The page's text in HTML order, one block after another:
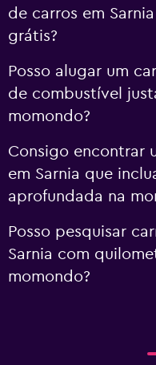
de carros em
grátis?
Posso alugar um
de combustível
momondo?
Consigo encontrar
em Sarnia que
aprofundada na
Posso pesquisar
Sarnia com
momondo?